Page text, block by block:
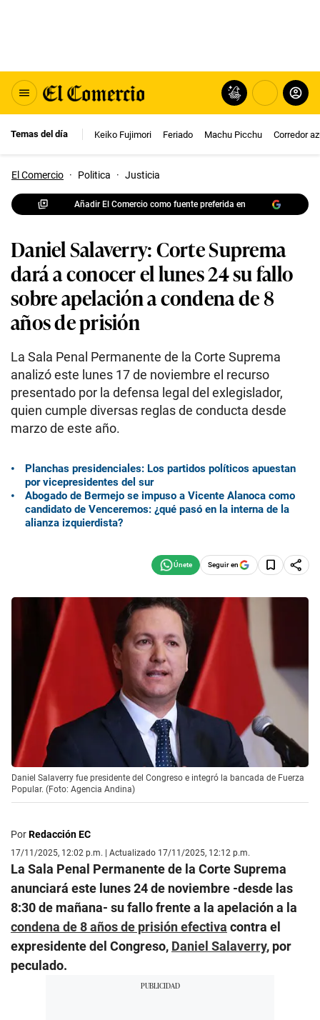
Temas del día Keiko Fujimori Feriado Machu Picchu Corredor
El Comercio · Politica · Justicia
Añadir El Comercio como fuente preferida en
Daniel Salaverry: Corte Suprema
dará a conocer el lunes 24 su fallo
sobre apelación a condena de 8
años de prisión
La Sala Penal Permanente de la Corte Suprema
analizó este lunes 17 de noviembre el recurso
presentado por la defensa legal del exlegislador,
quien cumple diversas reglas de conducta desde
marzo de este año.
Planchas presidenciales: Los partidos políticos apuestan
por vicepresidentes del sur
Abogado de Bermejo se impuso a Vicente Alanoca como
candidato de Venceremos: ¿qué pasó en la interna de la
alianza izquierdista?
Seguir en
Daniel Salaverry fue presidente del Congreso e integró la bancada de Fuerza
Popular. (Foto: Agencia Andina)
PorRedacción EC
17/11/2025, 12:02 p.m. | Actualizado 17/11/2025, 12:12 p.m.
La Sala Penal Permanente de la Corte Suprema
anunciará este lunes 24 de noviembre -desde las
8:30 de mañana- su fallo frente a la apelación a la
condena de 8 años de prisión efectiva contra el
expresidente del Congreso, Daniel Salaverry, por
peculado.